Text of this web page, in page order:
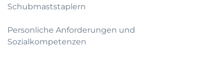
Schubmaststaplern
Personliche Anforderungen und
Sozialkompetenzen